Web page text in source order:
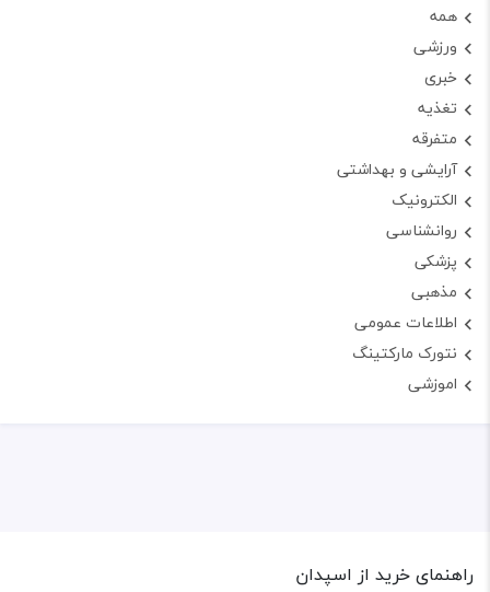
همه
ورزشی
خبری
تغذیه
متفرقه
آرایشی و بهداشتی
الکترونیک
روانشناسی
پزشکی
مذهبی
اطلاعات عمومی
نتورک مارکتینگ
اموزشی
راهنمای خرید از اسپدان